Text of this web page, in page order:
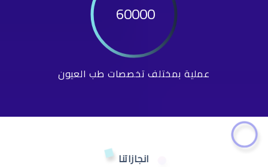
60000
عملية بمختلف تخصصات طب العيون
انجازاتنا